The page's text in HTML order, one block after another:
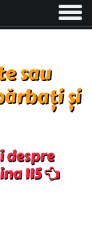
Toggle
sau
și
115